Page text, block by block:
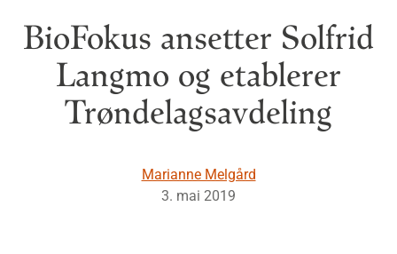
BioFokus ansetter Solfrid
Langmo og etablerer
Trøndelagsavdeling
Marianne Melgård
3. mai 2019